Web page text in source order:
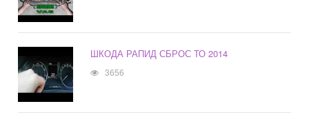
ШКОДА РАПИД СБРОС ТО 2014
3656